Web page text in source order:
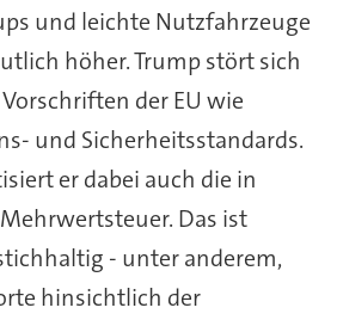
und leichte Nutzfahrzeuge
höher. Trump stört sich
der EU wie
und Sicherheitsstandards.
er dabei auch die in
Das ist
- unter anderem,
hinsichtlich der